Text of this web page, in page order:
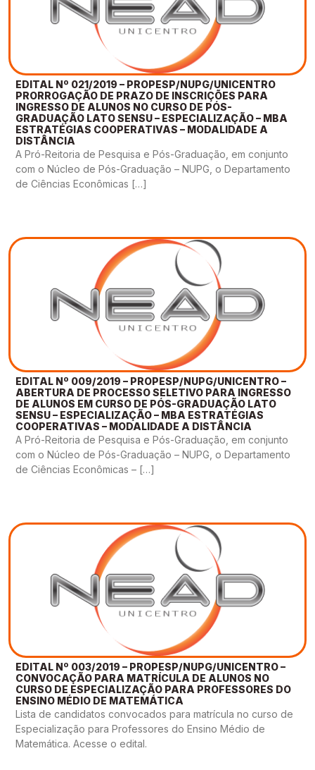
EDITAL Nº 021/2019 – PROPESP/NUPG/UNICENTRO
PRORROGAÇÃO DE PRAZO DE INSCRIÇÕES PARA
INGRESSO DE ALUNOS NO CURSO DE PÓS-
GRADUAÇÃO LATO SENSU – ESPECIALIZAÇÃO – MBA
ESTRATÉGIAS COOPERATIVAS – MODALIDADE A
DISTÂNCIA
A Pró-Reitoria de Pesquisa e Pós-Graduação, em conjunto
com o Núcleo de Pós-Graduação – NUPG, o Departamento
de Ciências Econômicas […]
EDITAL Nº 009/2019 – PROPESP/NUPG/UNICENTRO –
ABERTURA DE PROCESSO SELETIVO PARA INGRESSO
DE ALUNOS EM CURSO DE PÓS-GRADUAÇÃO LATO
SENSU – ESPECIALIZAÇÃO – MBA ESTRATÉGIAS
COOPERATIVAS – MODALIDADE A DISTÂNCIA
A Pró-Reitoria de Pesquisa e Pós-Graduação, em conjunto
com o Núcleo de Pós-Graduação – NUPG, o Departamento
de Ciências Econômicas – […]
EDITAL Nº 003/2019 – PROPESP/NUPG/UNICENTRO –
CONVOCAÇÃO PARA MATRÍCULA DE ALUNOS NO
CURSO DE ESPECIALIZAÇÃO PARA PROFESSORES DO
ENSINO MÉDIO DE MATEMÁTICA
Lista de candidatos convocados para matrícula no curso de
Especialização para Professores do Ensino Médio de
Matemática. Acesse o edital.